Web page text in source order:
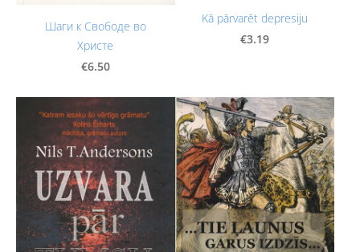
Шаги к Свободе во
Христе
€6.50
Kā pārvarēt depresiju
€3.19